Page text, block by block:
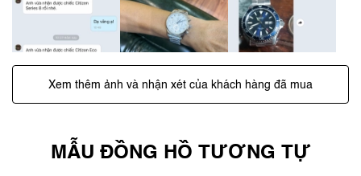
Xem thêm ảnh và nhận xét của khách hàng đã mua
MẪU ĐỒNG HỒ TƯƠNG TỰ